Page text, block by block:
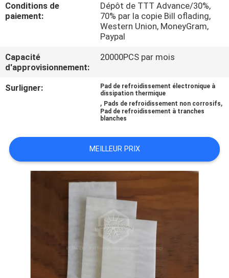
NOUVELLES
PRIVACY
POLICY
Conditions de
paiement:
Dépôt de TTT Advance/30%,
70% par la copie Bill oflading,
Western Union, MoneyGram,
Paypal
Capacité
d'approvisionnement:
20000PCS par mois
Surligner:
Pad de refroidissement électronique à
dissipation thermique
, Pads de refroidissement non corrosifs,
Pad de refroidissement à tranches
blanches
MEILLEUR PRIX